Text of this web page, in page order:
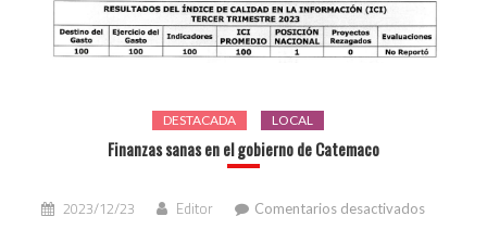
DESTACADA LOCAL
Finanzas sanas en el gobierno de Catemaco
2023/12/23 Editor Comentarios desactivadosen